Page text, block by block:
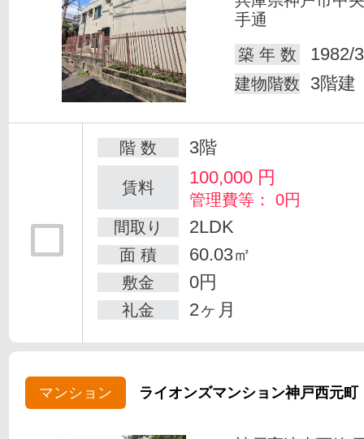
手通
築 年 数
1982/
建物階数 3階建
階 数 3階
賃料 100,000 円
管理費等： 0円
間取り
2LDK
面 積 60.03㎡
敷金 0円
礼金 2ヶ月
マンション ライオンズマンション神戸西元町